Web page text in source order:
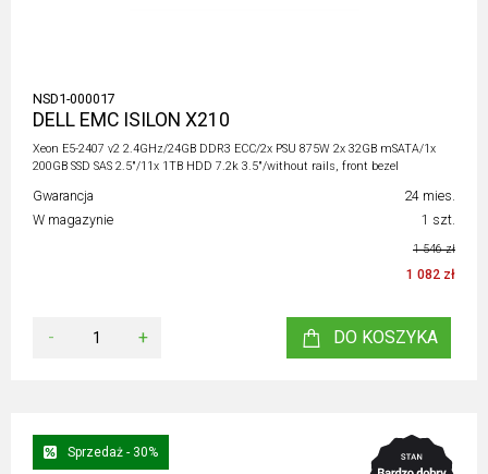
NSD1-000017
DELL EMC ISILON X210
Xeon E5-2407 v2 2.4GHz/24GB DDR3 ECC/2x PSU 875W 2x 32GB mSATA/1x
200GB SSD SAS 2.5"/11x 1TB HDD 7.2k 3.5"/without rails, front bezel
Gwarancja
24 mies.
W magazynie
1 szt.
1 546 zł
1 082 zł
- + DO KOSZYKA
Sprzedaż - 30%